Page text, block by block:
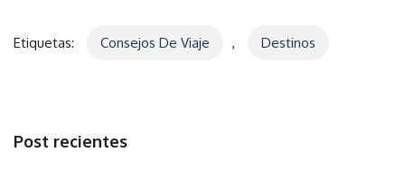
Etiquetas: Consejos De Viaje , Destinos
Post recientes